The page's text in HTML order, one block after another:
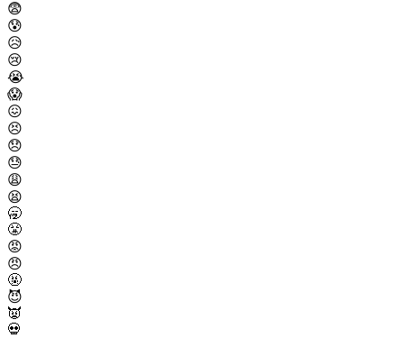
😨
😰
😥
😢
😭
😱
😖
😣
😞
😓
😩
😫
🥱
😤
😡
😠
🤬
😈
👿
💀